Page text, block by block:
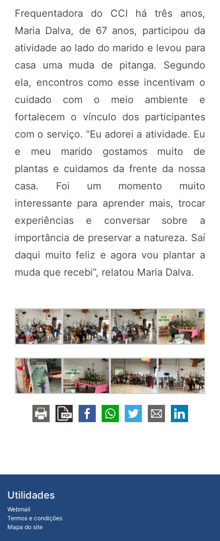
Frequentadora do CCI há três anos,
Maria Dalva, de 67 anos, participou da
atividade ao lado do marido e levou para
casa uma muda de pitanga. Segundo
ela, encontros como esse incentivam o
cuidado com o meio ambiente e
fortalecem o vínculo dos participantes
com o serviço. “Eu adorei a atividade. Eu
e meu marido gostamos muito de
plantas e cuidamos da frente da nossa
casa. Foi um momento muito
interessante para aprender mais, trocar
experiências e conversar sobre a
importância de preservar a natureza. Saí
daqui muito feliz e agora vou plantar a
muda que recebi”, relatou Maria Dalva.
Utilidades
Webmail
Termos e condições
Mapa do site